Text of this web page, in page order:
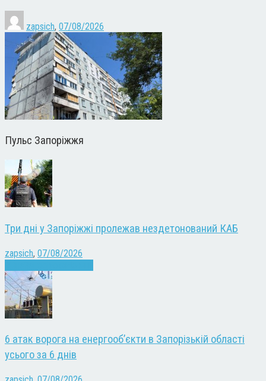
zapsich, 07/08/2026
Пульс Запоріжжя
Три дні у Запоріжжі пролежав нездетонований КАБ
zapsich, 07/08/2026
6 атак ворога на енергооб’єкти в Запорізькій області
усього за 6 днів